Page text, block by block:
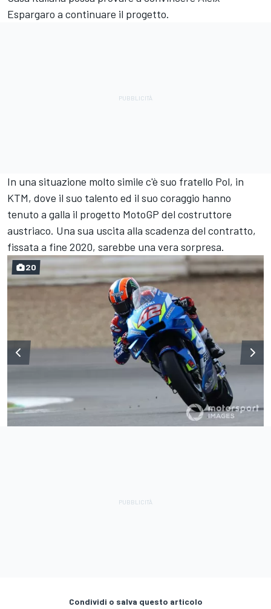
Espargaro a continuare il progetto.
In una situazione molto simile c'è suo fratello Pol, in
KTM, dove il suo talento ed il suo coraggio hanno
tenuto a galla il progetto MotoGP del costruttore
austriaco. Una sua uscita alla scadenza del contratto,
fissata a fine 2020, sarebbe una vera sorpresa.
20
Condividi o salva questo articolo